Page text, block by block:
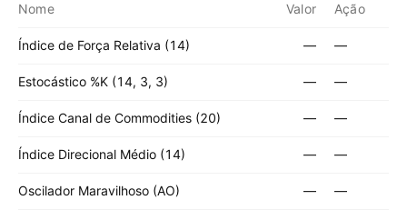
Nome Valor Ação
Índice de Força Relativa (14) — —
Estocástico %K (14, 3, 3) — —
Índice Canal de Commodities (20) — —
Índice Direcional Médio (14) — —
Oscilador Maravilhoso (AO) — —